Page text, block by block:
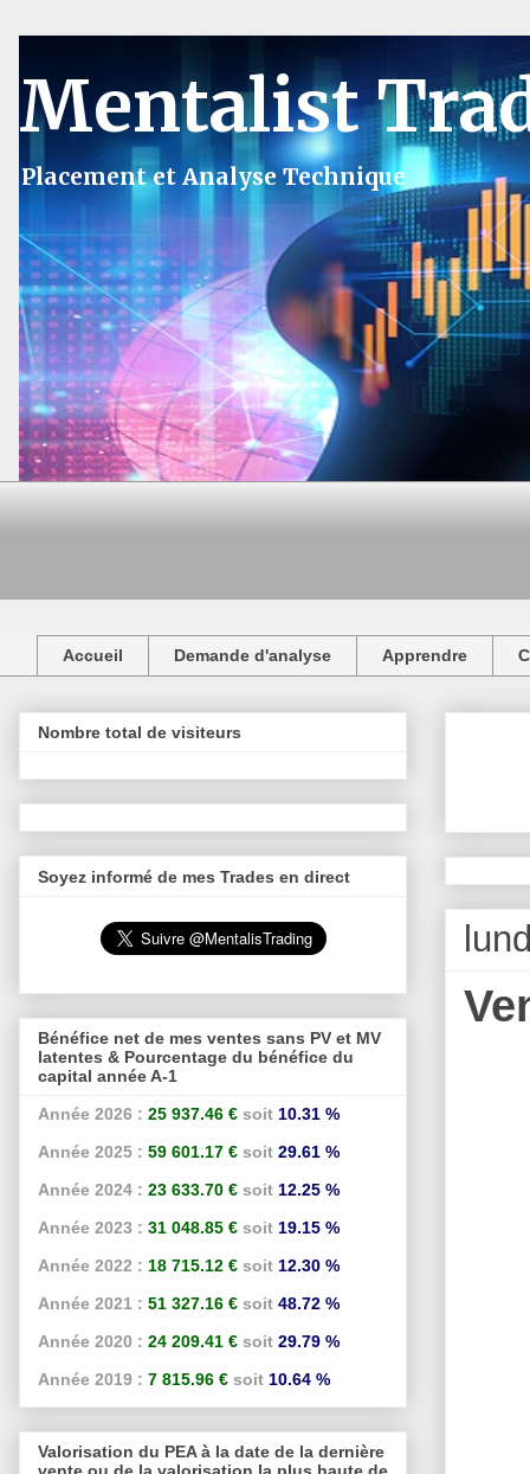
Mentalist
Placement et Analyse Technique
Accueil Demande d'analyse Apprendre
Nombre total de visiteurs
Soyez informé de mes Trades en direct
Bénéfice net de mes ventes sans PV et MV
latentes & Pourcentage du bénéfice du
capital année A-1
Année 2026 : 25 937.46 € soit 10.31 %
Année 2025 : 59 601.17 € soit 29.61 %
Année 2024 : 23 633.70 € soit 12.25 %
Année 2023 : 31 048.85 € soit 19.15 %
Année 2022 : 18 715.12 € soit 12.30 %
Année 2021 : 51 327.16 € soit 48.72 %
Année 2020 : 24 209.41 € soit 29.79 %
Année 2019 : 7 815.96 € soit 10.64 %
Valorisation du PEA à la date de la dernière